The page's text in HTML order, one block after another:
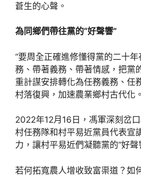
蒼生的心聲。
為同鄉們帶往黨的“好聲響”
“要周全正確進修懂得黨的二十
務、帶著義務、帶著情感，把黨
重計謀安排轉化為任務義務、任
村落復興，加速農業鄉村古代化
2022年12月16日，馮軍深刻岔
村任務隊和村平易近黨員代表宣
力，讓村平易近們凝聽黨的“好聲
若何拓寬農人增收致富渠道？如